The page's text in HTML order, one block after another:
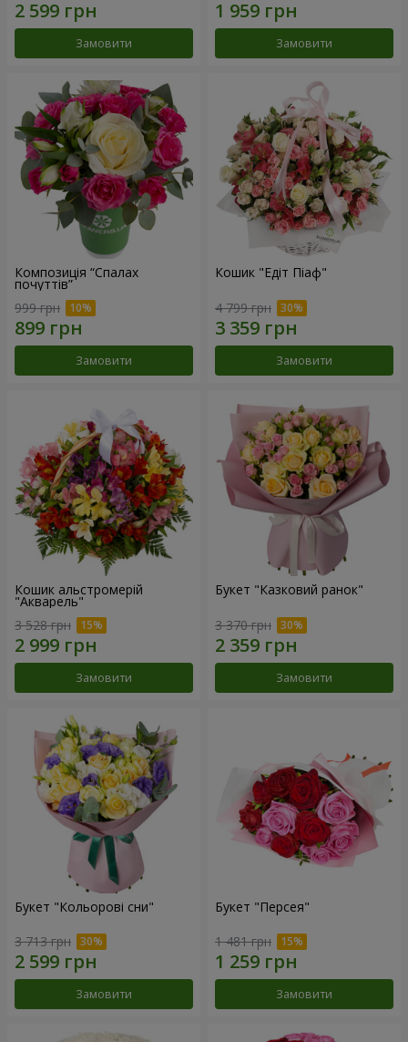
Замовити Замовити
Композиція “Спалах
почуттів”
999 грн
Замовити
Кошик "Едіт Піаф"
4 799 грн
Замовити
Кошик альстромерій
"Акварель"
3 528 грн
Замовити
Букет "Казковий ранок"
3 370 грн
Замовити
Букет "Кольорові сни"
3 713 грн
Замовити
Букет "Персея"
1 481 грн
Замовити